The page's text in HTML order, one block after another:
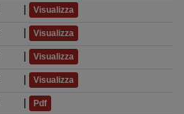
Visualizza
Visualizza
Visualizza
Visualizza
Pdf